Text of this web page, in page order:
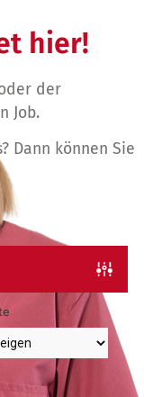
hier!
der
Job.
Dann können Sie